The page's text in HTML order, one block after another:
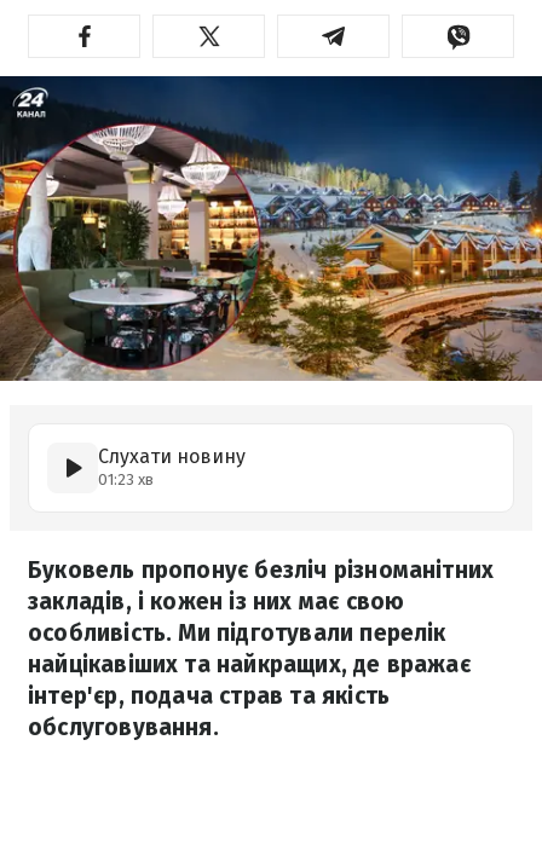
Слухати новину
01:23 хв
Буковель пропонує безліч різноманітних
закладів, і кожен із них має свою
особливість. Ми підготували перелік
найцікавіших та найкращих, де вражає
інтер'єр, подача страв та якість
обслуговування.